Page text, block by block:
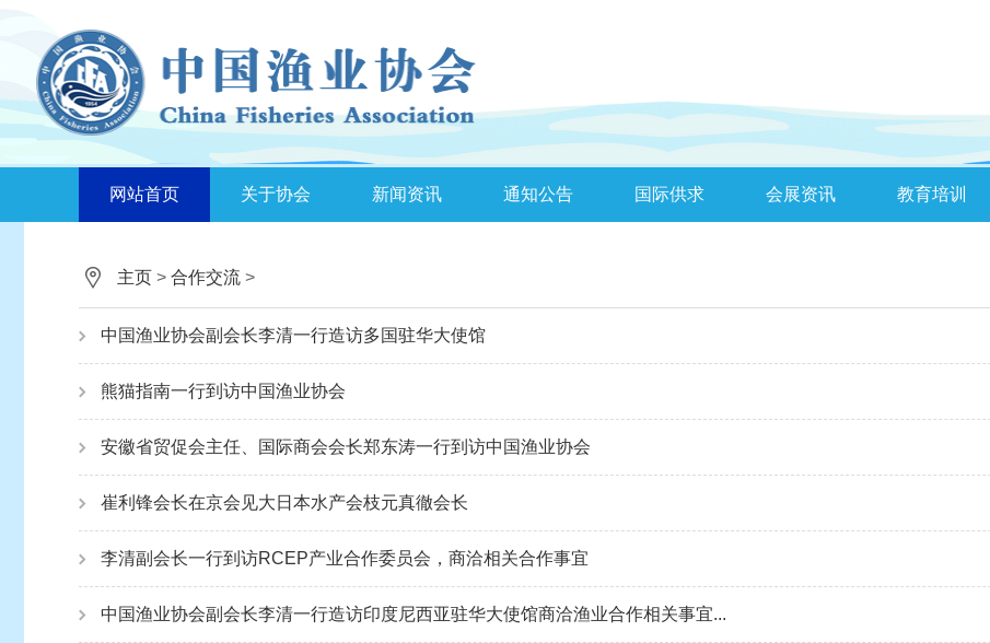
网站首页 关于协会 新闻资讯 通知公告 国际供求 会展资讯 教育培训
主页 > 合作交流 >
中国渔业协会副会长李清一行造访多国驻华大使馆
熊猫指南一行到访中国渔业协会
安徽省贸促会主任、国际商会会长郑东涛一行到访中国渔业协会
崔利锋会长在京会见大日本水产会枝元真徹会长
李清副会长一行到访RCEP产业合作委员会，商洽相关合作事宜
中国渔业协会副会长李清一行造访印度尼西亚驻华大使馆商洽渔业合作相关事宜...